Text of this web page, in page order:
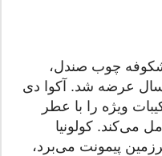
چوب صندل،
عرضه شد. آکوا دی
ویژه را با عطر
می‌کند. کولونیا
پیمونت می‌برد،